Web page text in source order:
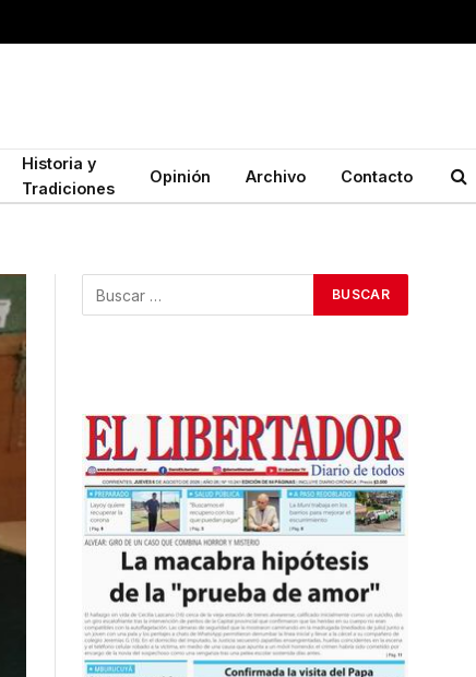
Historia y
Tradiciones
Opinión Archivo Contacto